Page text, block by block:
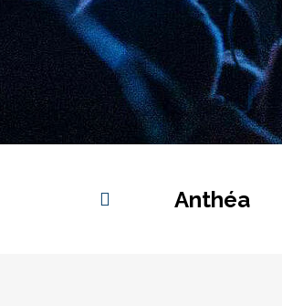
Anthéa